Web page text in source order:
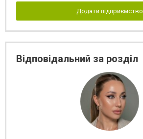
Додати підприємство
Відповідальний за розділ